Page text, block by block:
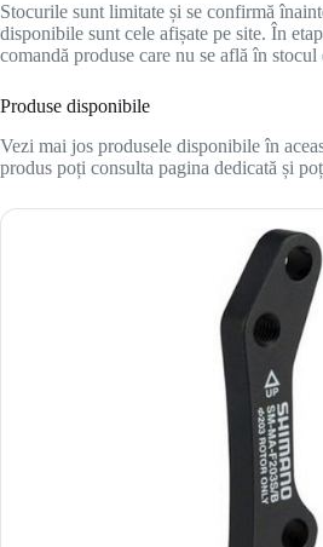
Stocurile sunt limitate și se confirmă
disponibile sunt cele afișate pe site. În
comandă produse care nu se află în stocul
Produse disponibile
Vezi mai jos produsele disponibile în
produs poți consulta pagina dedicată și